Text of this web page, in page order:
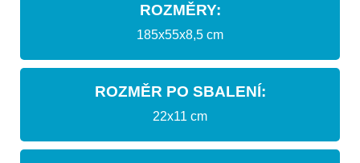
ROZMĚRY:
185x55x8,5 cm
ROZMĚR PO SBALENÍ:
22x11 cm